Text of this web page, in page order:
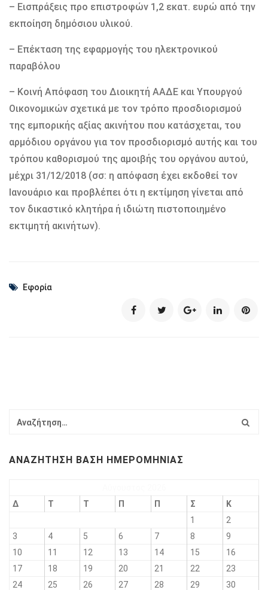
– Εισπράξεις προ επιστροφών 1,2 εκατ. ευρώ από την
εκποίηση δημόσιου υλικού.
– Επέκταση της εφαρμογής του ηλεκτρονικού
παραβόλου
– Κοινή Απόφαση του Διοικητή ΑΑΔΕ και Υπουργού
Οικονομικών σχετικά με τον τρόπο προσδιορισμού
της εμπορικής αξίας ακινήτου που κατάσχεται, του
αρμόδιου οργάνου για τον προσδιορισμό αυτής και του
τρόπου καθορισμού της αμοιβής του οργάνου αυτού,
μέχρι 31/12/2018 (σσ: η απόφαση έχει εκδοθεί τον
Ιανουάριο και προβλέπει ότι η εκτίμηση γίνεται από
τον δικαστικό κλητήρα ή ιδιώτη πιστοποιημένο
εκτιμητή ακινήτων).
Εφορία
ΑΝΑΖΉΤΗΣΗ ΒΆΣΗ ΗΜΕΡΟΜΗΝΊΑΣ
Δ
Τ Τ Π Π Σ
Κ
1
2
3
4 5 6 7 8
9
10
11 12 13 14 15
16
17
18 19 20 21 22
23
24
25 26 27 28 29
30